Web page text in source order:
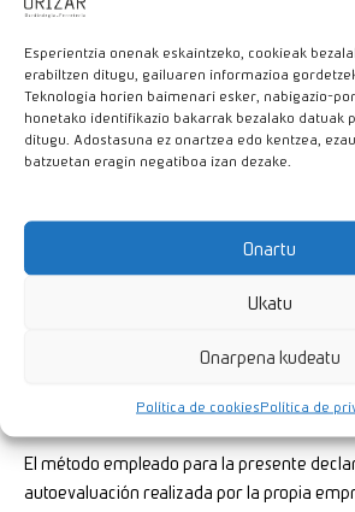
Esperientzia onenak eskaintzeko, cookieak
erabiltzen ditugu, gailuaren informazioa
Teknologia horien baimenari esker, nabigazio-
honetako identifikazio bakarrak bezalako datuak
ditugu. Adostasuna ez onartzea edo kentzea,
batzuetan eragin negatiboa izan dezake.
Onartu
Ukatu
Onarpena kudeatu
Política de cookiesPolítica de
aplicable.
Podrían existir archivos ofimáticos en PDF
no cumplan en su totalidad todos los
Puede haber contenidos de terceros que no
Preparación de la
Declaración de
Accesibilidad
La presente declaración fue preparada el
El método empleado para la presente
autoevaluación realizada por la propia